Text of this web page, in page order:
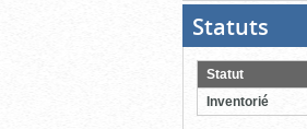
Statuts
pour
Statut
Inventorié